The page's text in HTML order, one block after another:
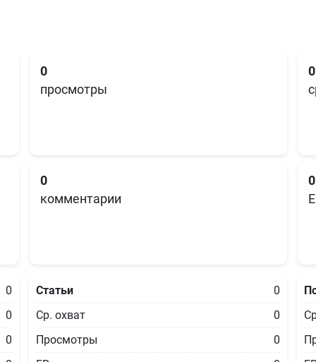
0
просмотры
0
0
комментарии
0
0
0
0
Статьи
0
Ср. охват
0
Просмотры
0